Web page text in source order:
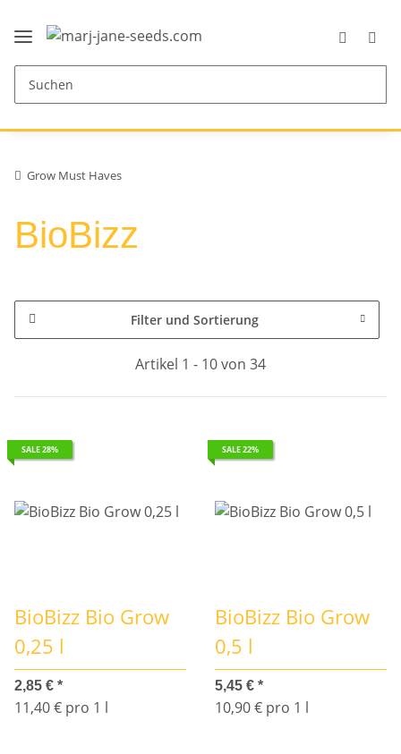
Grow Must Haves
BioBizz
Filter und Sortierung
Artikel 1 - 10 von 34
SALE 28%
BioBizz Bio Grow
0,25 l
2,85 € *
11,40 € pro 1 l
SALE 22%
BioBizz Bio Grow
0,5 l
5,45 € *
10,90 € pro 1 l